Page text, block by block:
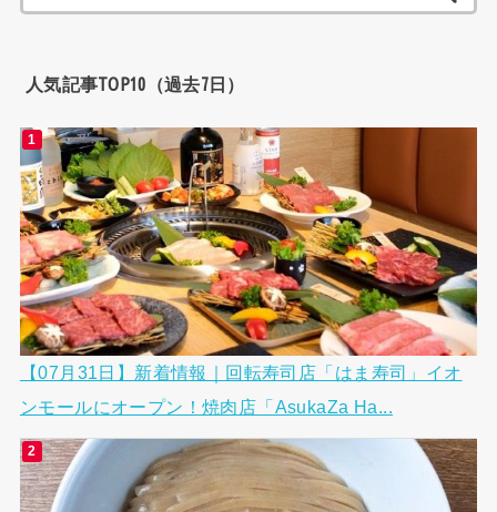
索:
人気記事TOP10（過去7日）
【07月31日】新着情報｜回転寿司店「はま寿司」イオ
ンモールにオープン！焼肉店「AsukaZa Ha...